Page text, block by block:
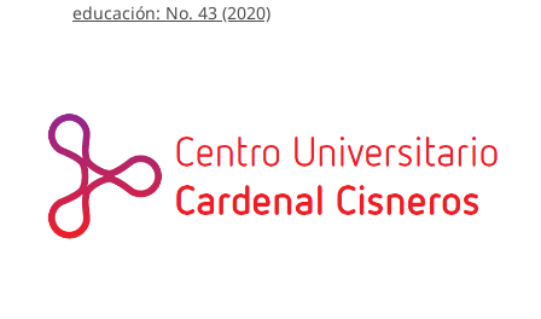
educación: No. 43 (2020)